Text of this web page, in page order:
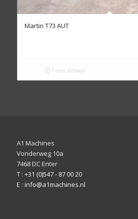
Martin T73 AUT
Toon details
A1 Machines
Vonderweg 10a
7468 DC Enter
T : +31 (0)547 - 87 00 20
E : info@a1machines.nl